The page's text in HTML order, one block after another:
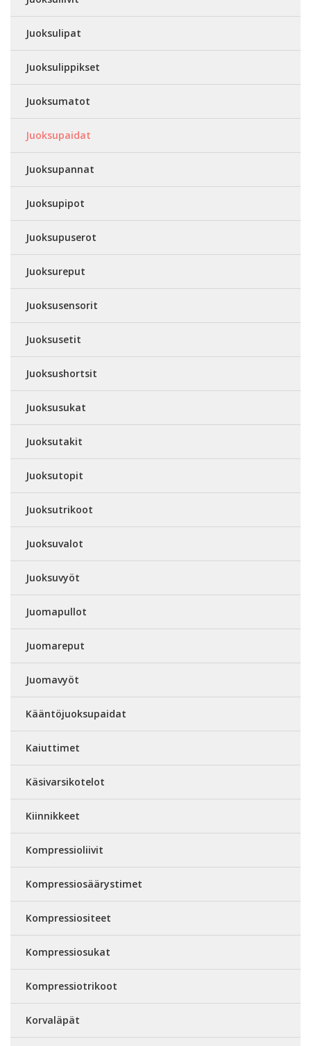
Juoksulipat
Juoksulippikset
Juoksumatot
Juoksupaidat
Juoksupannat
Juoksupipot
Juoksupuserot
Juoksureput
Juoksusensorit
Juoksusetit
Juoksushortsit
Juoksusukat
Juoksutakit
Juoksutopit
Juoksutrikoot
Juoksuvalot
Juoksuvyöt
Juomapullot
Juomareput
Juomavyöt
Kääntöjuoksupaidat
Kaiuttimet
Käsivarsikotelot
Kiinnikkeet
Kompressioliivit
Kompressiosäärystimet
Kompressiositeet
Kompressiosukat
Kompressiotrikoot
Korvaläpät